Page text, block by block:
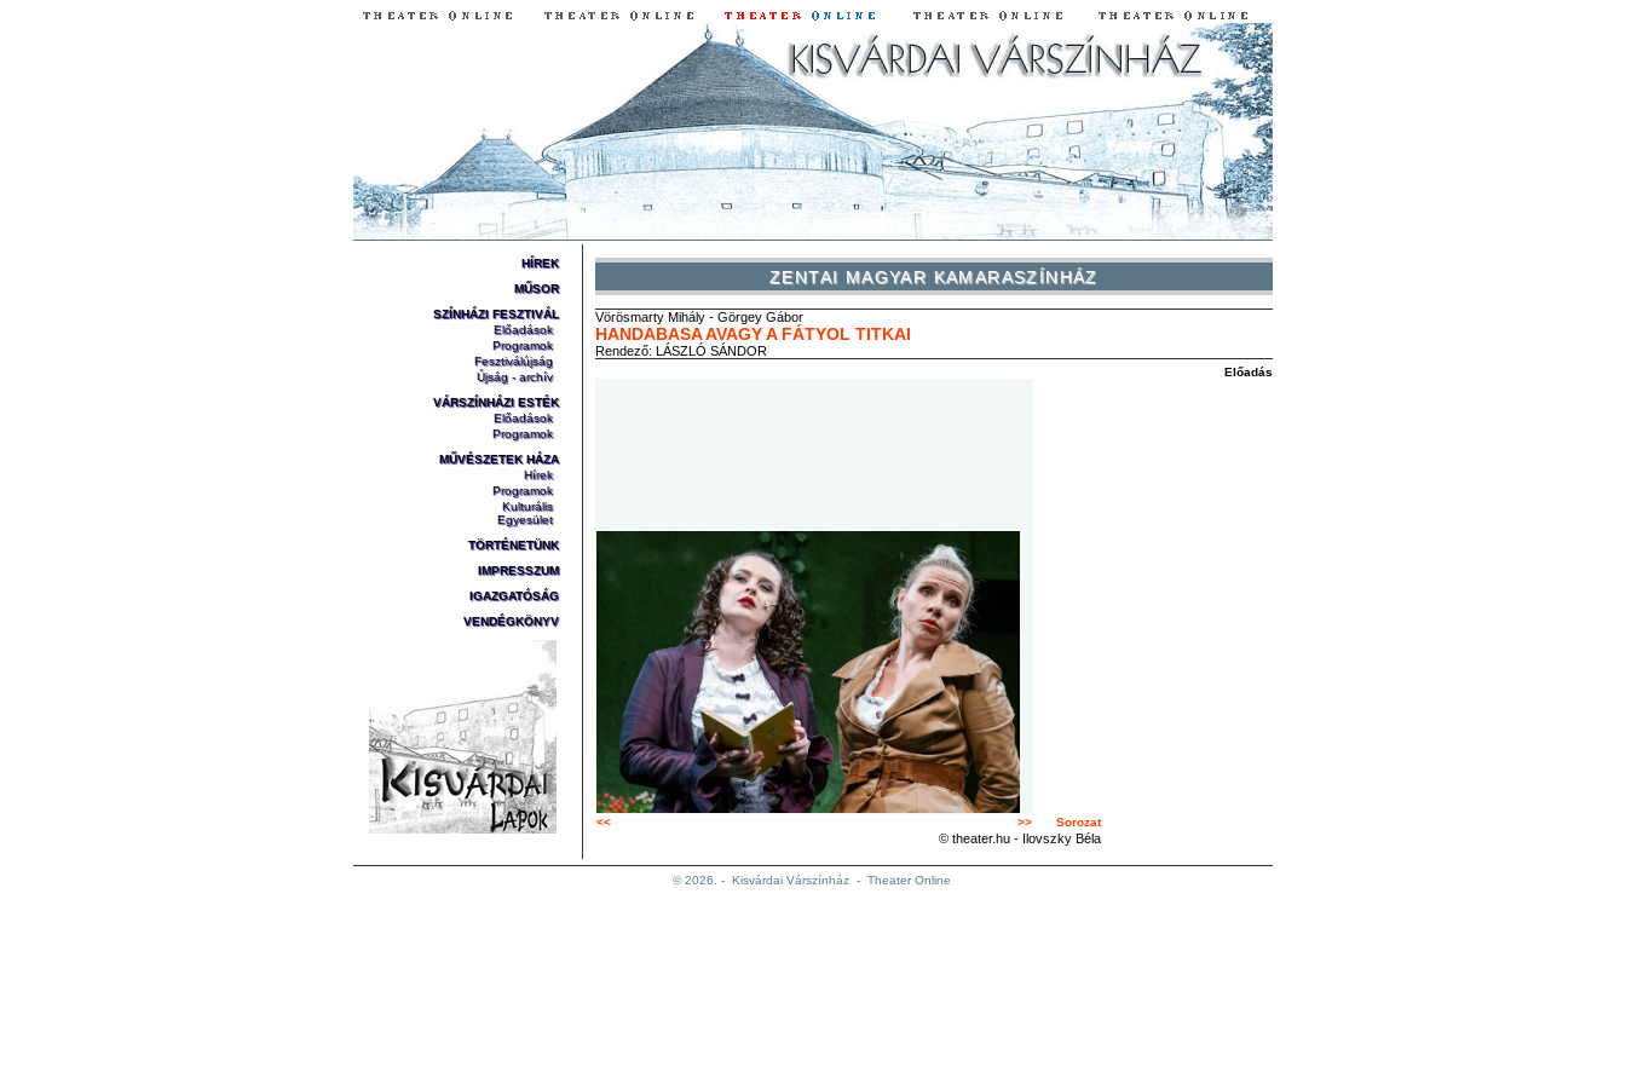
HÍREK
MŰSOR
SZÍNHÁZI FESZTIVÁL
Előadások
Programok
Fesztiválújság
Újság - archív
VÁRSZÍNHÁZI ESTÉK
Előadások
Programok
MŰVÉSZETEK HÁZA
Hírek
Programok
Kulturális
Egyesület
TÖRTÉNETÜNK
IMPRESSZUM
IGAZGATÓSÁG
VENDÉGKÖNYV
ZENTAI MAGYAR KAMARASZÍNHÁZ
Vörösmarty Mihály - Görgey Gábor
HANDABASA AVAGY A FÁTYOL TITKAI
Rendező: LÁSZLÓ SÁNDOR
Előadás
<< >> Sorozat
© theater.hu - Ilovszky Béla
© 2026. - Kisvárdai Várszínház - Theater Online